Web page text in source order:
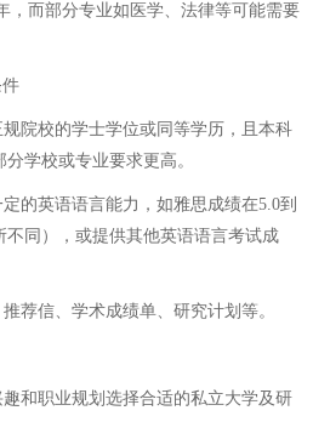
，而部分专业如医学、法律等可能需要
院校的学士学位或同等学历，且本科
学校或专业要求更高。
的英语语言能力，如雅思成绩在5.0到
不同），或提供其他英语语言考试成
荐信、学术成绩单、研究计划等。
和职业规划选择合适的私立大学及研